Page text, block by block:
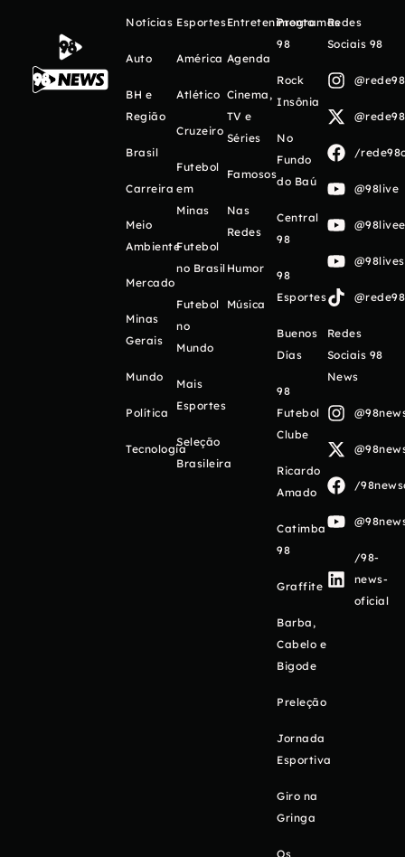
Notícias
Auto
BH e
Região
Brasil
Carreira
Meio
Ambiente
Mercado
Minas
Gerais
Mundo
Política
Tecnologia
Esportes
América
Atlético
Cruzeiro
Futebol
em
Minas
Futebol
no Brasil
Futebol
no
Mundo
Mais
Esportes
Seleção
Brasileira
Entretenimento
Agenda
Cinema,
TV e
Séries
Famosos
Nas
Redes
Humor
Música
Programas
98
Rock
Insônia
No
Fundo
do Baú
Central
98
98
Esportes
Buenos
Días
98
Futebol
Clube
Ricardo
Amado
Catimba
98
Graffite
Barba,
Cabelo e
Bigode
Preleção
Jornada
Esportiva
Giro na
Gringa
Os
Redes
Sociais 98
/
@98live
Redes
Sociais 98
News
/
/98-
news-
oficial